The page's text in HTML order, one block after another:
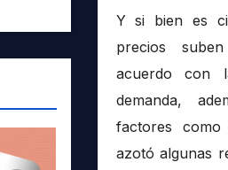
Y si bien es
precios
acuerdo
demanda,
factores
azotó algunas